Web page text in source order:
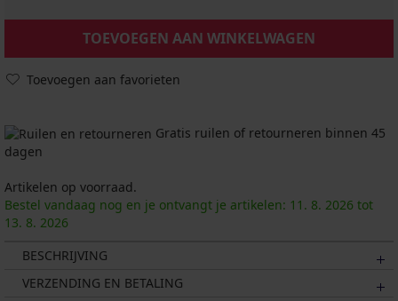
TOEVOEGEN AAN WINKELWAGEN
Toevoegen aan favorieten
Gratis ruilen of retourneren binnen 45
dagen
Artikelen op voorraad.
Bestel vandaag nog en je ontvangt je artikelen: 11. 8. 2026 tot
13. 8. 2026
BESCHRIJVING
VERZENDING EN BETALING